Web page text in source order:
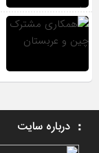
درباره سایت